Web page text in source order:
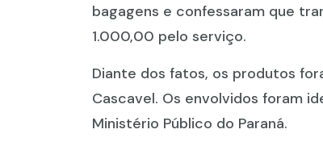
bagagens e confessaram que
1.000,00 pelo serviço.
Diante dos fatos, os produtos
Cascavel. Os envolvidos foram
Ministério Público do Paraná.